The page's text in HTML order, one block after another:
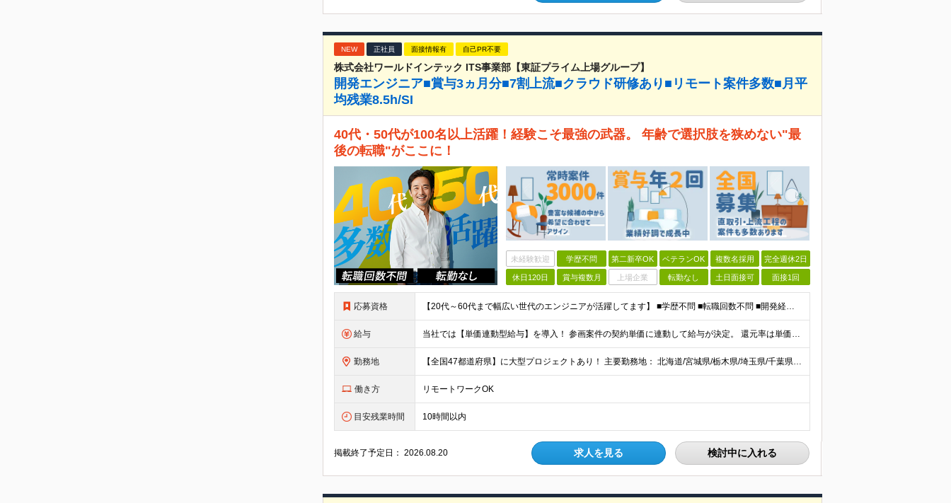
NEW 正社員 面接情報有 自己PR不要
株式会社ワールドインテック ITS事業部【東証プライム上場グループ】
開発エンジニア■賞与3ヵ月分■7割上流■クラウド研修あり■リモート案件多数■月平
均残業8.5h/SI
40代・50代が100名以上活躍！経験こそ最強の武器。 年齢で選択肢を狭めない"最
後の転職"がここに！
未経験歓迎 学歴不問 第二新卒OK ベテランOK 複数名採用 完全週休2日
休日120日 賞与複数月 上場企業 転勤なし 土日面接可 面接1回
応募資格 【20代～60代まで幅広い世代のエンジニアが活躍してます】 ■学歴不問 ■転職回数不問 ■開発経験（年数不問）をお持ちの方
給与 当社では【単価連動型給与】を導入！ 参画案件の契約単価に連動して給与が決定。 還元率は単価の【70％～80％】と東証プライム上場グループとして高水準です！（社会保険料・教育コスト含む） ■関東：月給
勤務地 【全国47都道府県】に大型プロジェクトあり！ 主要勤務地： 北海道/宮城県/栃木県/埼玉県/千葉県/東京都/神奈川県/愛知県/大阪府/京都府/兵庫県/広島県/福岡県/熊本県 ※勤務エリアは、あなたの
働き方 リモートワークOK
目安残業時間 10時間以内
掲載終了予定日：2026.08.20 求人を見る 検討中に入れる